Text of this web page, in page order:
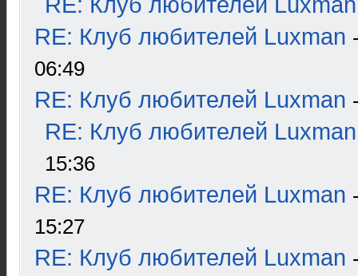
RE: Клуб любителей Luxman
06:49
RE: Клуб любителей Luxman
RE: Клуб любителей Luxman
15:36
RE: Клуб любителей Luxman
15:27
RE: Клуб любителей Luxman